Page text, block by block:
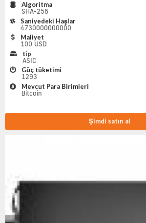
Algoritma
SHA-256
Saniyedeki Haşlar
4730000000000
Maliyet
100 USD
tip
ASIC
Güç tüketimi
1293
Mevcut Para Birimleri
Bitcoin
Şimdi satın al